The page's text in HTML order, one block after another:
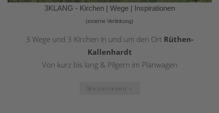
3KLANG - Kirchen | Wege | Inspirationen
(externe Verlinkung)
3 Wege und 3 Kirchen in und um den Ort Rüthen-
Kallenhardt
Von kurz bis lang & Pilgern im Planwagen
Weiterlesen